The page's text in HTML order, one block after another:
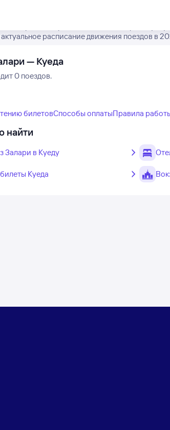
и прибытия рейсов РЖД из Залари в
расписание движения поездов в
— Куеда
0 поездов.
билетовСпособы оплатыПравила
найти
Залари в Куеду
Куеда